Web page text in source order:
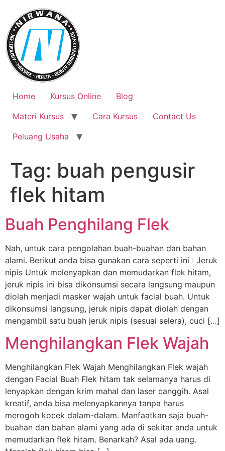
content
Home Kursus Online
Blog
Materi Kursus
Cara Kursus
Contact Us
Peluang Usaha
Tag: buah pengusir
flek hitam
Buah Penghilang Flek
Nah, untuk cara pengolahan buah-buahan dan bahan
alami. Berikut anda bisa gunakan cara seperti ini : Jeruk
nipis Untuk melenyapkan dan memudarkan flek hitam,
jeruk nipis ini bisa dikonsumsi secara langsung maupun
diolah menjadi masker wajah untuk facial buah. Untuk
dikonsumsi langsung, jeruk nipis dapat diolah dengan
mengambil satu buah jeruk nipis (sesuai selera), cuci […]
Menghilangkan Flek Wajah
Menghilangkan Flek Wajah Menghilangkan Flek wajah
dengan Facial Buah Flek hitam tak selamanya harus di
lenyapkan dengan krim mahal dan laser canggih. Asal
kreatif, anda bisa melenyapkannya tanpa harus
merogoh kocek dalam-dalam. Manfaatkan saja buah-
buahan dan bahan alami yang ada di sekitar anda untuk
memudarkan flek hitam. Benarkah? Asal ada uang.